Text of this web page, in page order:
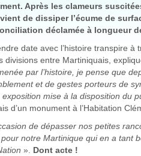
Après les clameurs
de dissiper l’écume de
déclamée à longueur
date avec l’histoire transpire
entre Martiniquais,
par l’histoire, je pense que
et de gestes porteurs de
mise à la disposition du
d’un monument à l’Habitation
de dépasser nos petites
notre Martinique qui en a tant
». Dont acte !